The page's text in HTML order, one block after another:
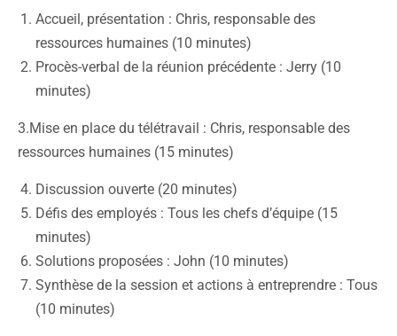
Accueil, présentation : Chris, responsable des
ressources humaines (10 minutes)
Procès-verbal de la réunion précédente : Jerry (10
minutes)
3.Mise en place du télétravail : Chris, responsable des
ressources humaines (15 minutes)
Discussion ouverte (20 minutes)
Défis des employés : Tous les chefs d’équipe (15
minutes)
Solutions proposées : John (10 minutes)
Synthèse de la session et actions à entreprendre : Tous
(10 minutes)